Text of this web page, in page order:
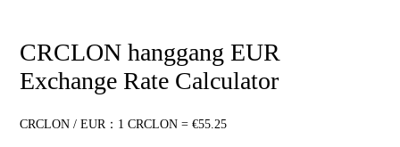
CRCLON hanggang EUR
Exchange Rate Calculator
CRCLON / EUR：1 CRCLON = €55.25